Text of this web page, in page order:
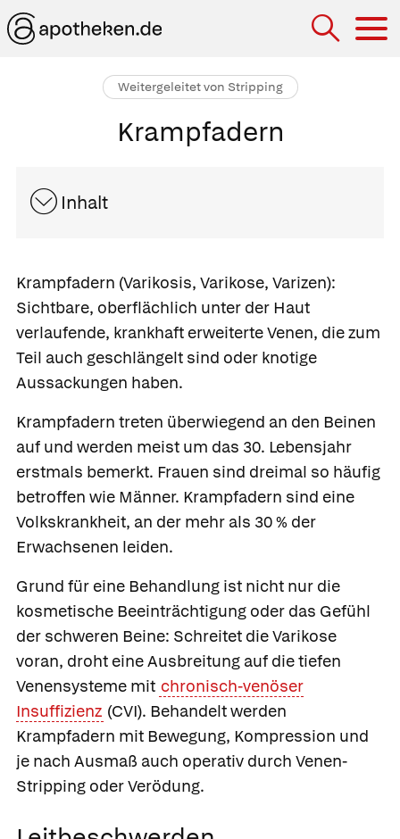
Weitergeleitet von Stripping
Krampfadern
Inhalt
Krampfadern (Varikosis, Varikose, Varizen):
Sichtbare, oberflächlich unter der Haut
verlaufende, krankhaft erweiterte Venen, die zum
Teil auch geschlängelt sind oder knotige
Aussackungen haben.
Krampfadern treten überwiegend an den Beinen
auf und werden meist um das 30. Lebensjahr
erstmals bemerkt. Frauen sind dreimal so häufig
betroffen wie Männer. Krampfadern sind eine
Volkskrankheit, an der mehr als 30 % der
Erwachsenen leiden.
Grund für eine Behandlung ist nicht nur die
kosmetische Beeinträchtigung oder das Gefühl
der schweren Beine: Schreitet die Varikose
voran, droht eine Ausbreitung auf die tiefen
Venensysteme mit chronisch-venöser
Insuffizienz (CVI). Behandelt werden
Krampfadern mit Bewegung, Kompression und
je nach Ausmaß auch operativ durch Venen-
Stripping oder Verödung.